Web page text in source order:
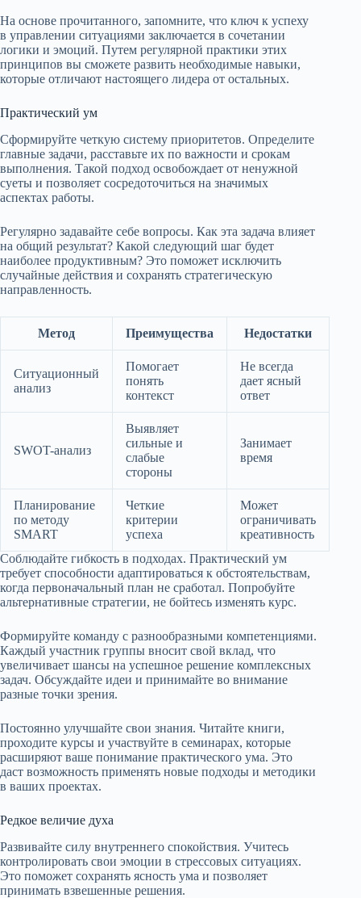
На основе прочитанного, запомните, что ключ к успеху
в управлении ситуациями заключается в сочетании
логики и эмоций. Путем регулярной практики этих
принципов вы сможете развить необходимые навыки,
которые отличают настоящего лидера от остальных.
Практический ум
Сформируйте четкую систему приоритетов. Определите
главные задачи, расставьте их по важности и срокам
выполнения. Такой подход освобождает от ненужной
суеты и позволяет сосредоточиться на значимых
аспектах работы.
Регулярно задавайте себе вопросы. Как эта задача влияет
на общий результат? Какой следующий шаг будет
наиболее продуктивным? Это поможет исключить
случайные действия и сохранять стратегическую
направленность.
Метод Преимущества Недостатки
Ситуационный
анализ
Помогает
понять
контекст
Не всегда
дает ясный
ответ
SWOT-анализ
Выявляет
сильные и
слабые
стороны
Занимает
время
Планирование
по методу
SMART
Четкие
критерии
успеха
Может
ограничивать
креативность
Соблюдайте гибкость в подходах. Практический ум
требует способности адаптироваться к обстоятельствам,
когда первоначальный план не сработал. Попробуйте
альтернативные стратегии, не бойтесь изменять курс.
Формируйте команду с разнообразными компетенциями.
Каждый участник группы вносит свой вклад, что
увеличивает шансы на успешное решение комплексных
задач. Обсуждайте идеи и принимайте во внимание
разные точки зрения.
Постоянно улучшайте свои знания. Читайте книги,
проходите курсы и участвуйте в семинарах, которые
расширяют ваше понимание практического ума. Это
даст возможность применять новые подходы и методики
в ваших проектах.
Редкое величие духа
Развивайте силу внутреннего спокойствия. Учитесь
контролировать свои эмоции в стрессовых ситуациях.
Это поможет сохранять ясность ума и позволяет
принимать взвешенные решения.